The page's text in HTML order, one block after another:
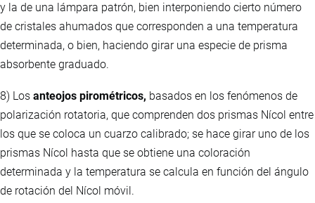
y la de una lámpara patrón, bien interponiendo cierto número
de cristales ahumados que corresponden a una temperatura
determinada, o bien, haciendo girar una especie de prisma
absorbente graduado.
8) Los anteojos pirométricos, basados en los fenómenos de
polarización rotatoria, que comprenden dos prismas Nícol entre
los que se coloca un cuarzo calibrado; se hace girar uno de los
prismas Nícol hasta que se obtiene una coloración
determinada y la temperatura se calcula en función del ángulo
de rotación del Nícol móvil.